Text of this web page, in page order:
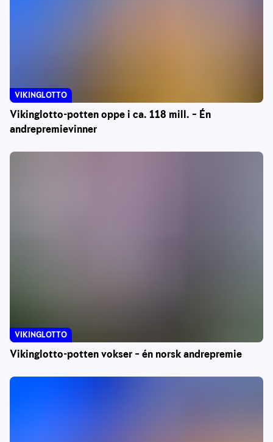
Vikinglotto-potten oppe i ca. 118 mill. – Én
andrepremievinner
VIKINGLOTTO
Vikinglotto-potten vokser – én norsk andrepremie
VIKINGLOTTO